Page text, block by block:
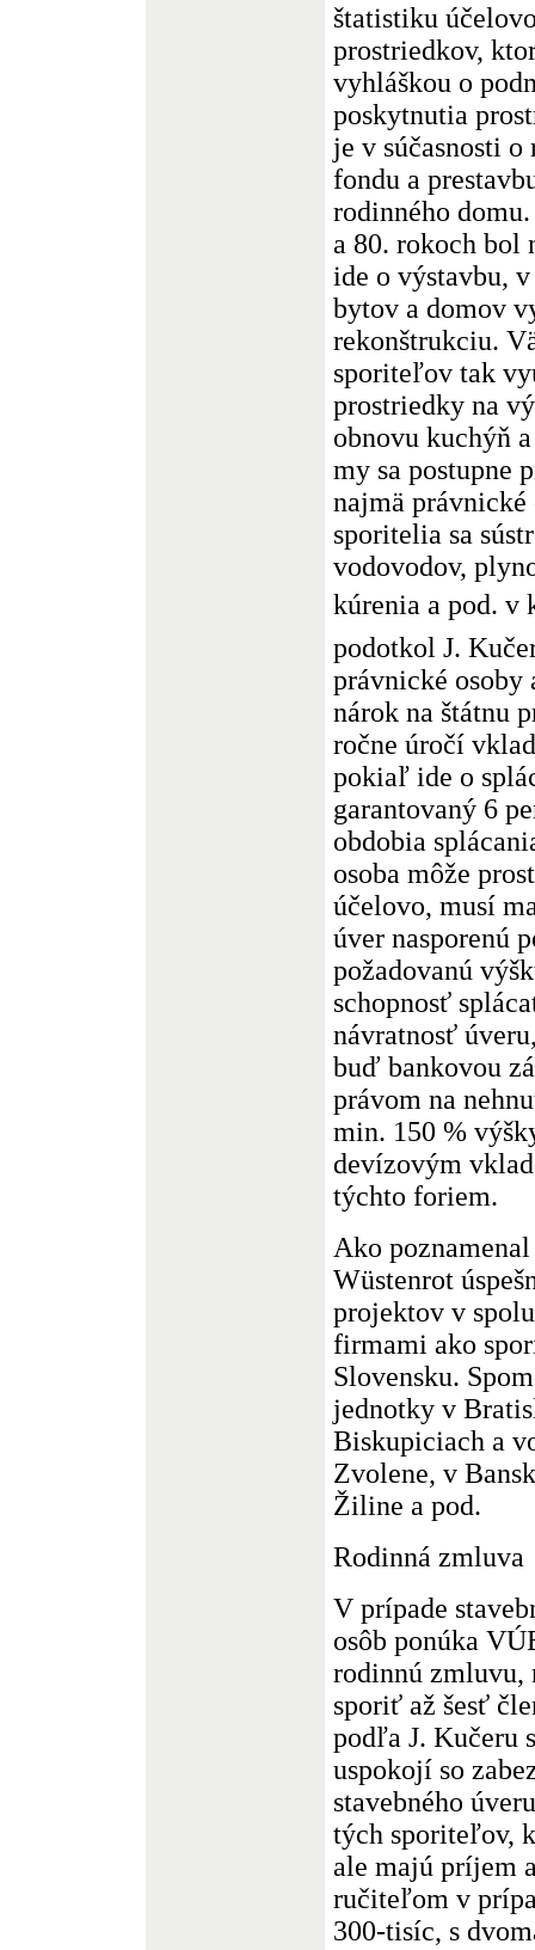
štatistiku
prostriedkov,
vyhláškou o
poskytnutia
je v súčasnosti
fondu a
rodinného
a 80. rokoch bol
ide o výstavbu,
bytov a domov
rekonštrukciu.
sporiteľov tak
prostriedky na
obnovu kuchýň
my sa postupne
najmä právnické
sporitelia sa
vodovodov,
kúrenia a pod. v
podotkol J.
právnické osoby
nárok na štátnu
ročne úročí
pokiaľ ide o
garantovaný 6
obdobia
osoba môže
účelovo, musí
úver nasporenú
požadovanú
schopnosť
návratnosť
buď bankovou
právom na
min. 150 %
devízovým
týchto foriem.
Ako
Wüstenrot
projektov v
firmami ako
Slovensku.
jednotky v
Biskupiciach a
Zvolene, v
Žiline a pod.
Rodinná zmluva
V prípade
osôb ponúka
rodinnú zmluvu,
sporiť až šesť
podľa J. Kučeru
uspokojí so
stavebného
tých sporiteľov,
ale majú príjem
ručiteľom v
300-tisíc, s